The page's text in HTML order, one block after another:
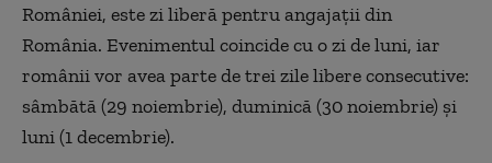
României, este zi liberă pentru angajații din
România. Evenimentul coincide cu o zi de luni, iar
românii vor avea parte de trei zile libere consecutive:
sâmbătă (29 noiembrie), duminică (30 noiembrie) și
luni (1 decembrie).